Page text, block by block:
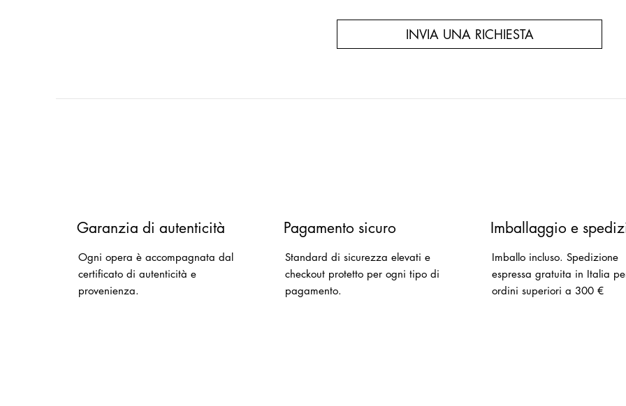
INVIA UNA RICHIESTA
Garanzia di autenticità
Ogni opera è accompagnata dal
certificato di autenticità e
provenienza.
Pagamento sicuro
Standard di sicurezza elevati e
checkout protetto per ogni tipo di
pagamento.
Imballaggio e
Imballo incluso.Spedizione
espressa gratuita in Italia
ordini superiori a 300 €